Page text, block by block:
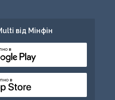
від Мінфін
в
в